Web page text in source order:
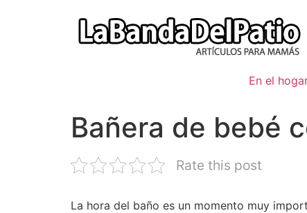
En el
Bañera de bebé
Rate this post
La hora del baño es un momento muy